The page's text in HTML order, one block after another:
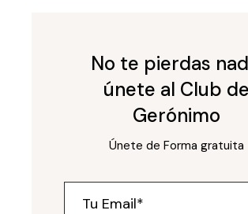
No te pierdas
únete al Club de
Gerónimo
Únete de Forma gratuita